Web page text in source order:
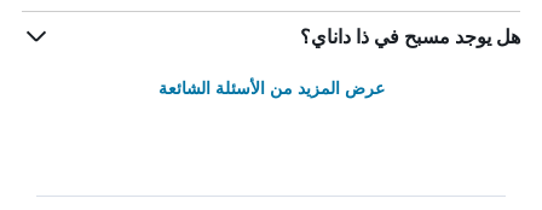
هل يوجد مسبح في ذا داناي؟
عرض المزيد من الأسئلة الشائعة